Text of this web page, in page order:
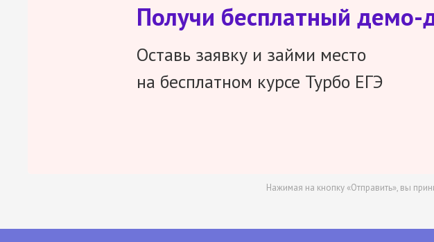
Получи бесплатный демо-
Оставь заявку и займи место
на бесплатном курсе Турбо ЕГЭ
Нажимая на кнопку «Отправить», вы